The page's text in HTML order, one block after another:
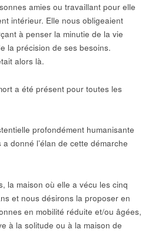
amies ou travaillant pour elle
intérieur. Elle nous obligeaient
à penser la minutie de la vie
la précision de ses besoins.
alors là.
a été présent pour toutes les
profondément humanisante
donné l’élan de cette démarche
la maison où elle a vécu les cinq
et nous désirons la proposer en
en mobilité réduite et/ou âgées,
à la solitude ou à la maison de